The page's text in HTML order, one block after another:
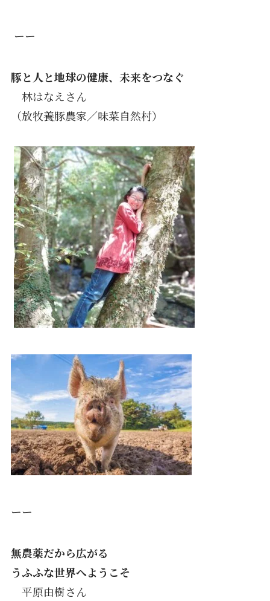
ーー
豚と人と地球の健康、未来をつなぐ
林はなえさん
（放牧養豚農家／味菜自然村）
ーー
無農薬だから広がる
うふふな世界へようこそ
平原由樹さん